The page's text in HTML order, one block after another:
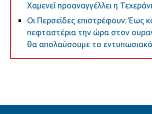
Χαμενεΐ προαναγγέλλει η
Oι Περσείδες επιστρέφουν: Έως
πεφταστέρια την ώρα στον
θα απολαύσουμε το